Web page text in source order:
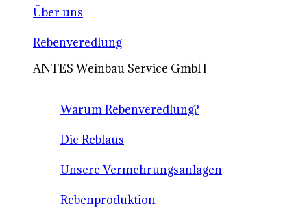
Über uns
Rebenveredlung
ANTES Weinbau Service GmbH
Warum Rebenveredlung?
Die Reblaus
Unsere Vermehrungsanlagen
Rebenproduktion